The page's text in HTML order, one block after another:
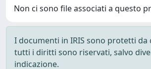
Non ci sono file associati a questo
I documenti in IRIS sono protetti da
tutti i diritti sono riservati, salvo
indicazione.